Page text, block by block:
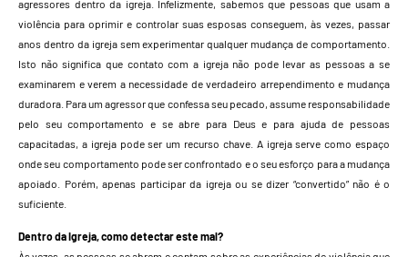
agressores dentro da igreja. Infelizmente, sabemos que pessoas que usam a
violência para oprimir e controlar suas esposas conseguem, às vezes, passar
anos dentro da igreja sem experimentar qualquer mudança de comportamento.
Isto não significa que contato com a igreja não pode levar as pessoas a se
examinarem e verem a necessidade de verdadeiro arrependimento e mudança
duradora. Para um agressor que confessa seu pecado, assume responsabilidade
pelo seu comportamento e se abre para Deus e para ajuda de pessoas
capacitadas, a igreja pode ser um recurso chave. A igreja serve como espaço
onde seu comportamento pode ser confrontado e o seu esforço para a mudança
apoiado. Porém, apenas participar da igreja ou se dizer “convertido” não é o
suficiente.
Dentro da Igreja, como detectar este mal?